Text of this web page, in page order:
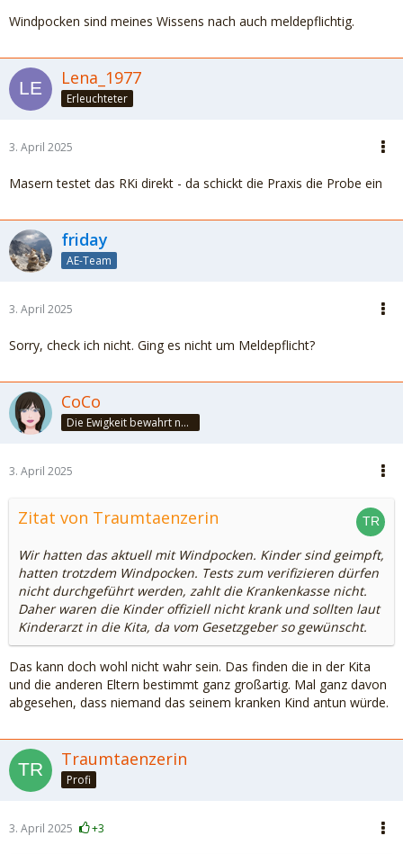
Windpocken sind meines Wissens nach auch meldepflichtig.
Lena_1977
Erleuchteter
3. April 2025
Masern testet das RKi direkt - da schickt die Praxis die Probe ein
friday
AE-Team
3. April 2025
Sorry, check ich nicht. Ging es nicht um Meldepflicht?
CoCo
Die Ewigkeit bewahrt nur die Liebe, weil sie von gleicher Natur ist. ~Khalil Gibran~
3. April 2025
Zitat von Traumtaenzerin
Wir hatten das aktuell mit Windpocken. Kinder sind geimpft,
hatten trotzdem Windpocken. Tests zum verifizieren dürfen
nicht durchgeführt werden, zahlt die Krankenkasse nicht.
Daher waren die Kinder offiziell nicht krank und sollten laut
Kinderarzt in die Kita, da vom Gesetzgeber so gewünscht.
Das kann doch wohl nicht wahr sein. Das finden die in der Kita
und die anderen Eltern bestimmt ganz großartig. Mal ganz davon
abgesehen, dass niemand das seinem kranken Kind antun würde.
Traumtaenzerin
Profi
3. April 2025 +3